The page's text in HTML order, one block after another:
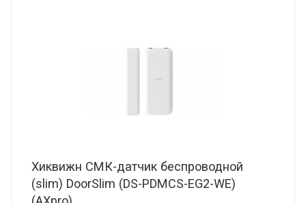
Хиквижн СМК-датчик беспроводной
(slim) DoorSlim (DS-PDMCS-EG2-WE)